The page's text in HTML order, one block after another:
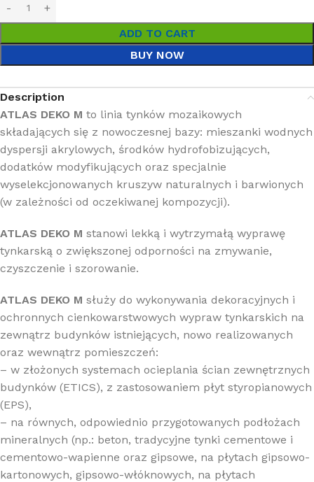
ADD TO CART
BUY NOW
Description
ATLAS DEKO M to linia tynków mozaikowych
składających się z nowoczesnej bazy: mieszanki wodnych
dyspersji akrylowych, środków hydrofobizujących,
dodatków modyfikujących oraz specjalnie
wyselekcjonowanych kruszyw naturalnych i barwionych
(w zależności od oczekiwanej kompozycji).
ATLAS DEKO M stanowi lekką i wytrzymałą wyprawę
tynkarską o zwiększonej odporności na zmywanie,
czyszczenie i szorowanie.
ATLAS DEKO M służy do wykonywania dekoracyjnych i
ochronnych cienkowarstwowych wypraw tynkarskich na
zewnątrz budynków istniejących, nowo realizowanych
oraz wewnątrz pomieszczeń:
– w złożonych systemach ocieplania ścian zewnętrznych
budynków (ETICS), z zastosowaniem płyt styropianowych
(EPS),
– na równych, odpowiednio przygotowanych podłożach
mineralnych (np.: beton, tradycyjne tynki cementowe i
cementowo-wapienne oraz gipsowe, na płytach gipsowo-
kartonowych, gipsowo-włóknowych, na płytach